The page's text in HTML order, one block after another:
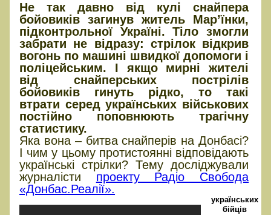
Не так давно від кулі снайпера
бойовиків загинув житель Мар’їнки,
підконтрольної Україні. Тіло змогли
забрати не відразу: стрілок відкрив
вогонь по машині швидкої допомоги і
поліцейським. І якщо мирні жителі
від снайперських пострілів
бойовиків гинуть рідко, то такі
втрати серед українських військових
постійно поповнюють трагічну
статистику.
Яка вона – битва снайперів на Донбасі?
І чим у цьому протистоянні відповідають
українські стрілки? Тему досліджували
журналісти проекту Радіо Свобода
«Донбас.Реалії».
українських
бійців